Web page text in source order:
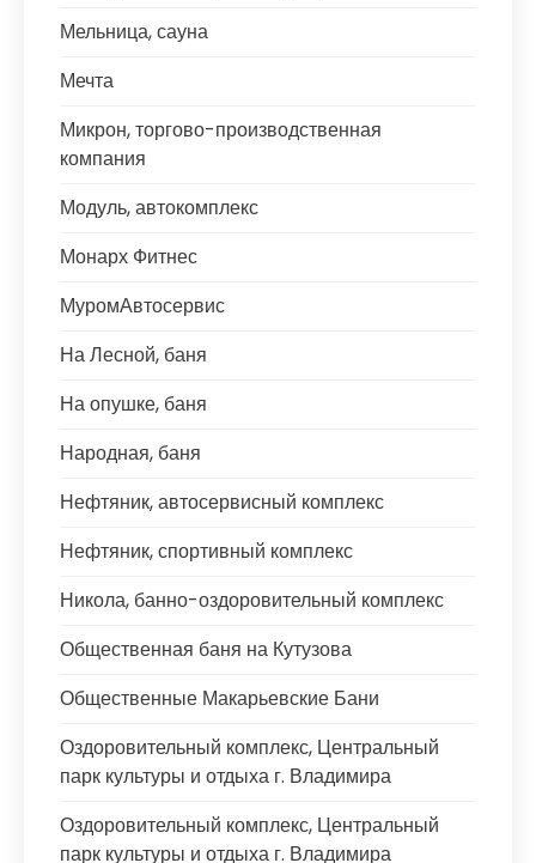
Мельница, сауна
Мечта
Микрон, торгово-производственная
компания
Модуль, автокомплекс
Монарх Фитнес
МуромАвтосервис
На Лесной, баня
На опушке, баня
Народная, баня
Нефтяник, автосервисный комплекс
Нефтяник, спортивный комплекс
Никола, банно-оздоровительный комплекс
Общественная баня на Кутузова
Общественные Макарьевские Бани
Оздоровительный комплекс, Центральный
парк культуры и отдыха г. Владимира
Оздоровительный комплекс, Центральный
парк культуры и отдыха г. Владимира